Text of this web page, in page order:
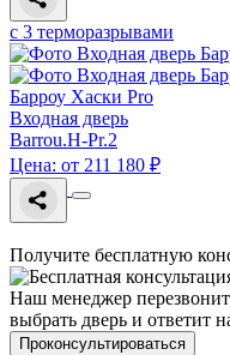
с 3 терморазрывами
Барроу Хаски Pro
Входная дверь
Barrou.H-Pr.2
Цена: от 211 180 ₽
Получите бесплатную
Наш менеджер
выбрать дверь и ответит
Проконсультироваться